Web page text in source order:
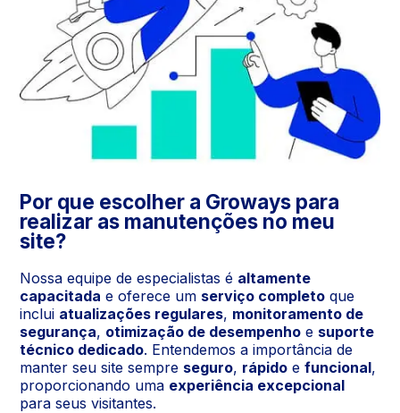
Por que escolher a Groways para
realizar as manutenções no meu
site?
Nossa equipe de especialistas é altamente
capacitada e oferece um serviço completo que
inclui atualizações regulares, monitoramento de
segurança, otimização de desempenho e suporte
técnico dedicado. Entendemos a importância de
manter seu site sempre seguro, rápido efuncional,
proporcionando uma experiência excepcional
para seus visitantes.